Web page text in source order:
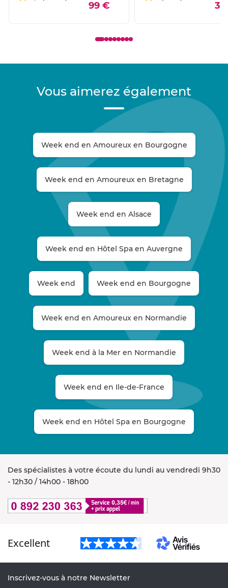
99 €
Vous aimerez également
Week end en Amoureux en Bourgogne
Week end en Amoureux en Bretagne
Week end en Alsace
Week end en Hôtel Spa en Auvergne
Week end Week end en Bourgogne
Week end en Amoureux en Normandie
Week end à la Mer en Normandie
Week end en Ile-de-France
Week end en Hôtel Spa en Bourgogne
Des spécialistes à votre écoute du lundi au vendredi 9h30
- 12h30 / 14h00 - 18h00
Excellent
Inscrivez-vous à notre Newsletter